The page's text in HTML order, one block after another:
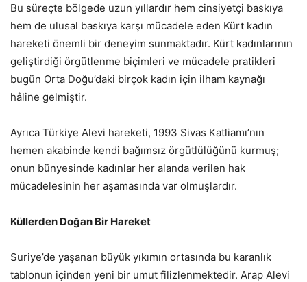
Bu süreçte bölgede uzun yıllardır hem cinsiyetçi baskıya
hem de ulusal baskıya karşı mücadele eden Kürt kadın
hareketi önemli bir deneyim sunmaktadır. Kürt kadınlarının
geliştirdiği örgütlenme biçimleri ve mücadele pratikleri
bugün Orta Doğu’daki birçok kadın için ilham kaynağı
hâline gelmiştir.
Ayrıca Türkiye Alevi hareketi, 1993 Sivas Katliamı’nın
hemen akabinde kendi bağımsız örgütlülüğünü kurmuş;
onun bünyesinde kadınlar her alanda verilen hak
mücadelesinin her aşamasında var olmuşlardır.
Küllerden Doğan Bir Hareket
Suriye’de yaşanan büyük yıkımın ortasında bu karanlık
tablonun içinden yeni bir umut filizlenmektedir. Arap Alevi